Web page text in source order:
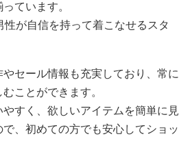
ています。
性が自信を持って着こなせるスタ
セール情報も充実しており、常に
ことができます。
すく、欲しいアイテムを簡単に見
、初めての方でも安心してショッ